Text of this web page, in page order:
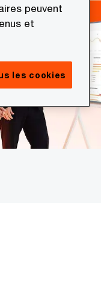
peuvent
et
les cookies